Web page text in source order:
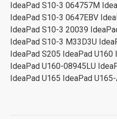
IdeaPad S10-3 064757M
IdeaPad S10-3 0647EBV
IdeaPad S10-3 20039
IdeaPad S10-3 M33D3U
IdeaPad S205 IdeaPad U160
IdeaPad U160-08945LU
IdeaPad U165 IdeaPad